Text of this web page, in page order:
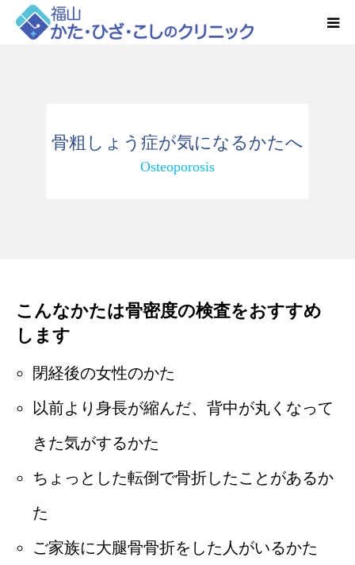
骨粗しょう症が気になるかたへ
Osteoporosis
こんなかたは骨密度の検査をおすすめ
します
閉経後の女性のかた
以前より身長が縮んだ、背中が丸くなって
きた気がするかた
ちょっとした転倒で骨折したことがあるか
た
ご家族に大腿骨骨折をした人がいるかた